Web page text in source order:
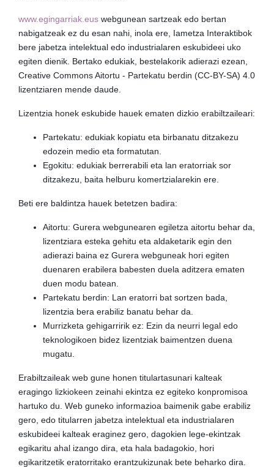
www.egingarriak.eus webgunean sartzeak edo bertan
nabigatzeak ez du esan nahi, inola ere, Iametza Interaktibok
bere jabetza intelektual edo industrialaren eskubideei uko
egiten dienik. Bertako edukiak, bestelakorik adierazi ezean,
Creative Commons Aitortu - Partekatu berdin (CC-BY-SA) 4.0
lizentziaren mende daude.
Lizentzia honek eskubide hauek ematen dizkio erabiltzaileari:
Partekatu: edukiak kopiatu eta birbanatu ditzakezu
edozein medio eta formatutan.
Egokitu: edukiak berrerabili eta lan eratorriak sor
ditzakezu, baita helburu komertzialarekin ere.
Beti ere baldintza hauek betetzen badira:
Aitortu: Gurera webgunearen egiletza aitortu behar da,
lizentziara esteka gehitu eta aldaketarik egin den
adierazi baina ez Gurera webguneak hori egiten
duenaren erabilera babesten duela aditzera ematen
duen modu batean.
Partekatu berdin: Lan eratorri bat sortzen bada,
lizentzia bera erabiliz banatu behar da.
Murrizketa gehigarririk ez: Ezin da neurri legal edo
teknologikoen bidez lizentziak baimentzen duena
mugatu.
Erabiltzaileak web gune honen titulartasunari kalteak
eragingo lizkiokeen zeinahi ekintza ez egiteko konpromisoa
hartuko du. Web guneko informazioa baimenik gabe erabiliz
gero, edo titularren jabetza intelektual eta industrialaren
eskubideei kalteak eraginez gero, dagokien lege-ekintzak
egikaritu ahal izango dira, eta hala badagokio, hori
egikaritzetik eratorritako erantzukizunak bete beharko dira.